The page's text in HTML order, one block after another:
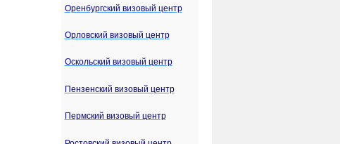
Оренбургский визовый центр
Орловский визовый центр
Оскольский визовый центр
Пензенский визовый центр
Пермский визовый центр